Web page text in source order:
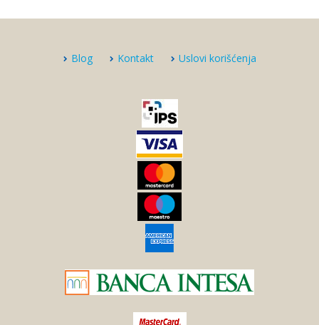
Blog Kontakt Uslovi korišćenja